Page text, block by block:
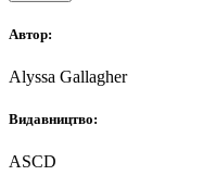
Автор:
Alyssa Gallagher
Видавництво:
ASCD